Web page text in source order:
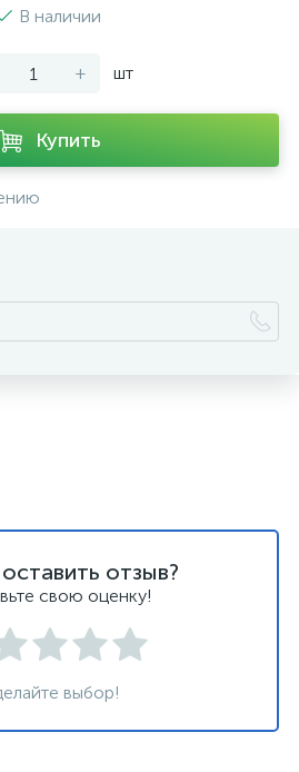
В наличии
+ шт
Купить
отзыв?
свою оценку!
выбор!